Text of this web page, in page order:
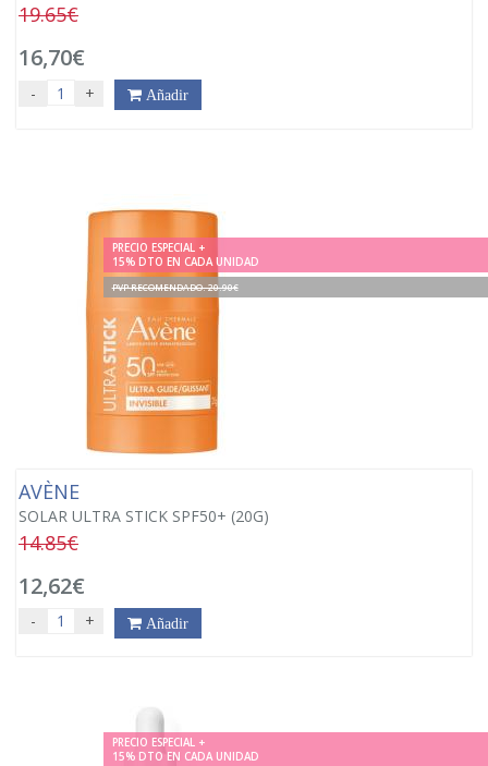
19.65€
16,70€
- + Añadir
PRECIO ESPECIAL +
15% DTO EN CADA UNIDAD
PVP RECOMENDADO. 20.90€
AVÈNE
SOLAR ULTRA STICK SPF50+ (20G)
14.85€
12,62€
- + Añadir
PRECIO ESPECIAL +
15% DTO EN CADA UNIDAD